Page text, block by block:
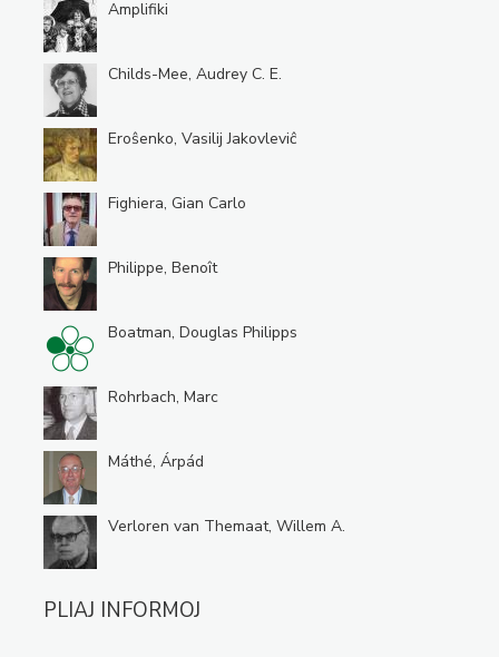
Amplifiki
Childs-Mee, Audrey C. E.
Eroŝenko, Vasilij Jakovleviĉ
Fighiera, Gian Carlo
Philippe, Benoît
Boatman, Douglas Philipps
Rohrbach, Marc
Máthé, Árpád
Verloren van Themaat, Willem A.
PLIAJ INFORMOJ